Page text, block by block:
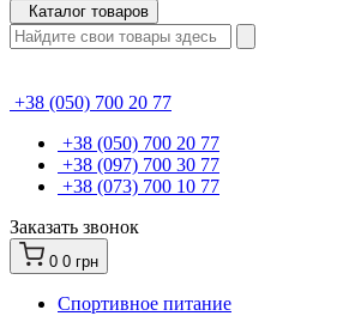
Каталог товаров
+38 (050) 700 20 77
+38 (050) 700 20 77
+38 (097) 700 30 77
+38 (073) 700 10 77
Заказать звонок
0 0 грн
Спортивное питание